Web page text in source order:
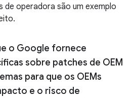
operadora são um exemplo
o Google fornece
sobre patches de OEM
para que os OEMs
e o risco de